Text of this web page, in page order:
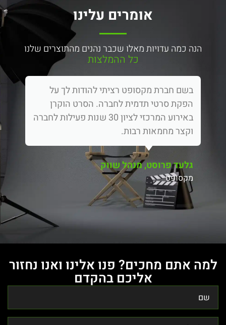
אומרים עלינו
הנה כמה עדויות מאלו שכבר נהנים מהתוצרים שלנו
כל ההמלצות
בשם חברת מקסופט רציתי להודות לך על
הפקת סרטי תדמית לחברה. הסרט הוקרן
באירוע המרכזי לציון 30 שנות פעילות לחברה
וקצר מחמאות רבות.
גלעד פרוסט, מנהל שווק
מקסופט
למה אתם מחכים? פנו אלינו ואנו נחזור
אליכם בהקדם